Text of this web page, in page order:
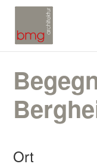
Ort